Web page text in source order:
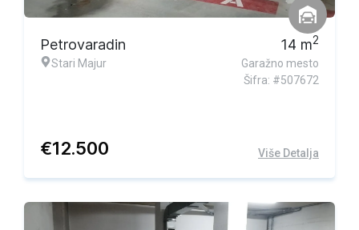
Petrovaradin
Stari Majur
14 m2
Garažno mesto
Šifra: #507672
€12.500 Više Detalja